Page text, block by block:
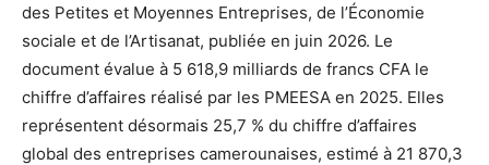
des Petites et Moyennes Entreprises, de l’Économie
sociale et de l’Artisanat, publiée en juin 2026. Le
document évalue à 5 618,9 milliards de francs CFA le
chiffre d’affaires réalisé par les PMEESA en 2025. Elles
représentent désormais 25,7 % du chiffre d’affaires
global des entreprises camerounaises, estimé à 21 870,3